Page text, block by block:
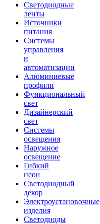
Светодиодные
ленты
Источники
питания
Системы
управления
и
автоматизации
Алюминиевые
профили
Функциональный
свет
Дизайнерский
свет
Системы
освещения
Наружное
освещение
Гибкий
неон
Светодиодный
декор
Электроустановочные
изделия
Светодиоды